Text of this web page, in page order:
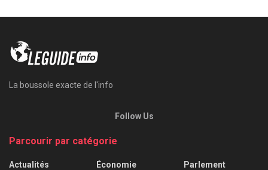
La boussole exacte de l'info
Follow Us
Parcourir par catégorie
Actualités
Économie
Parlement